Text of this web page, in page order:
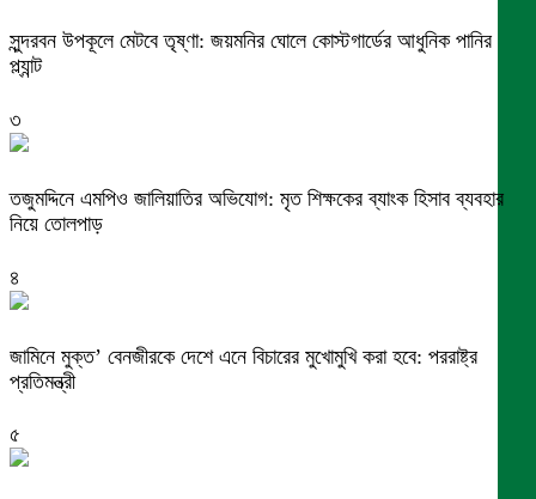
সুন্দরবন উপকূলে মেটবে তৃষ্ণা: জয়মনির ঘোলে কোস্টগার্ডের আধুনিক পানির
প্ল্যান্ট
৩
তজুমদ্দিনে এমপিও জালিয়াতির অভিযোগ: মৃত শিক্ষকের ব্যাংক হিসাব ব্যবহার
নিয়ে তোলপাড়
৪
জামিনে মুক্ত’ বেনজীরকে দেশে এনে বিচারের মুখোমুখি করা হবে: পররাষ্ট্র
প্রতিমন্ত্রী
৫